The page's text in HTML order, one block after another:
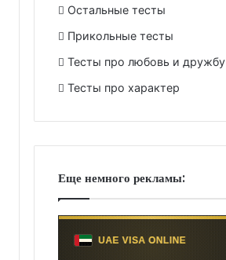
Остальные тесты
Прикольные тесты
Тесты про любовь и дружбу
Тесты про характер
Еще немного рекламы: